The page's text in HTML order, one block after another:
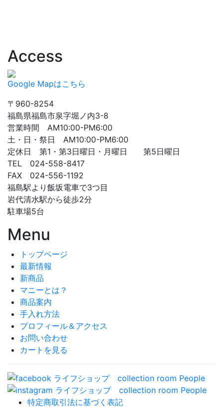
Access
Google Mapはこちら
〒960-8254
福島県福島市泉字堀ノ内3-8
営業時間 AM10:00-PM6:00
土・日・祭日 AM10:00-PM6:00
定休日 第1・第3日曜日・月曜日 第5日曜日
TEL 024-558-8417
FAX 024-556-1192
福島駅より飯坂電車で3つ目
岩代清水駅から徒歩2分
駐車場5台
Menu
トップページ
最新情報
新商品
マニーとは？
商品案内
手入れ方法
プロフィール＆アクセス
お問い合わせ
カートを見る
特定商取引法に基づく表記